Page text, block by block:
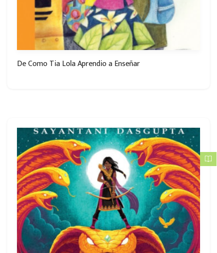
De Como Tia Lola Aprendio a Enseñar